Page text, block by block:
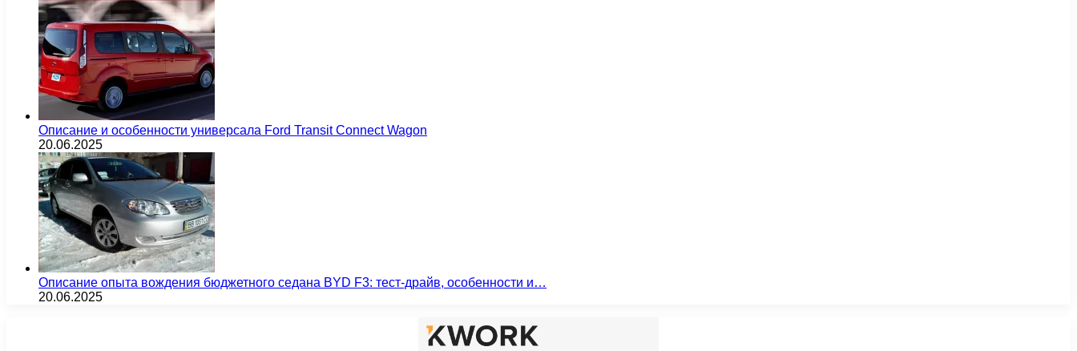
Описание и особенности универсала Ford Transit Connect Wagon
20.06.2025
Описание опыта вождения бюджетного седана BYD F3: тест-драйв, особенности и…
20.06.2025